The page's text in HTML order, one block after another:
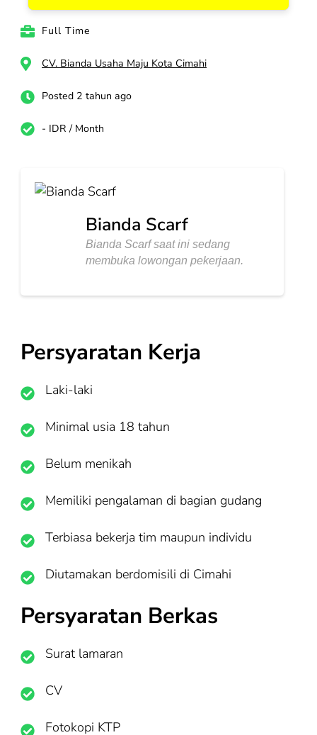
Full Time
CV. Bianda Usaha Maju Kota Cimahi
Posted 2 tahun ago
- IDR / Month
Bianda Scarf
Bianda Scarf saat ini sedang
membuka lowongan pekerjaan.
Persyaratan Kerja
Laki-laki
Minimal usia 18 tahun
Belum menikah
Memiliki pengalaman di bagian gudang
Terbiasa bekerja tim maupun individu
Diutamakan berdomisili di Cimahi
Persyaratan Berkas
Surat lamaran
CV
Fotokopi KTP